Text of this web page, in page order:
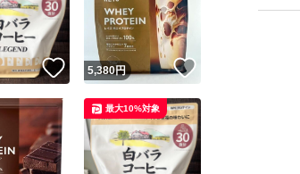
いいね！
5,380円
最大10%対象